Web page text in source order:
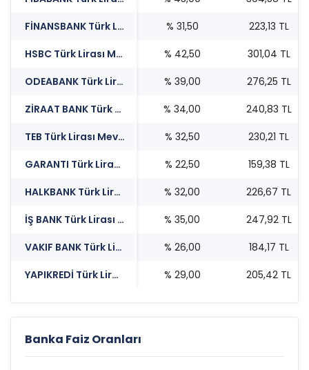
FİNANSBANK Türk Lirası Mevduat Faizi
% 31,50
223,13 TL
HSBC Türk Lirası Mevduat Faizi
% 42,50
301,04 TL
ODEABANK Türk Lirası Mevduat Faizi
% 39,00
276,25 TL
ZİRAAT BANK Türk Lirası Mevduat Faizi
% 34,00
240,83 TL
TEB Türk Lirası Mevduat Faizi
% 32,50
230,21 TL
GARANTI Türk Lirası Mevduat Faizi
% 22,50
159,38 TL
HALKBANK Türk Lirası Mevduat Faizi
% 32,00
226,67 TL
İŞ BANK Türk Lirası Mevduat Faizi
% 35,00
247,92 TL
VAKIF BANK Türk Lirası Mevduat Faizi
% 26,00
184,17 TL
YAPIKREDİ Türk Lirası Mevduat Faizi
% 29,00 205,42 TL
Banka Faiz Oranları